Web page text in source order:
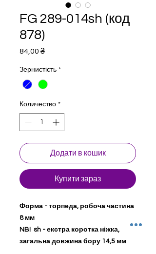
FG ‎289-014sh (код
878)
84,00 ₴Цена
Зернистість *
Количество *
Додати в кошик
Купити зараз
Форма - торпеда, робоча частина
8 мм
NB! sh - екстра коротка ніжка,
загальна довжина бору 14,5 мм